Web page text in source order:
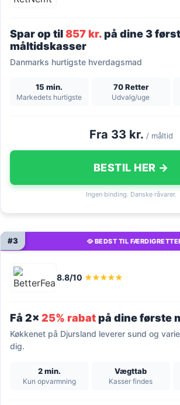
Spar op til857 kr.på dine 3
måltidskasser
Danmarks hurtigste hverdagsmad
15 min.
Markedets hurtigste
70 Retter
Udvalg/uge
Fra 33 kr. / måltid
BESTIL HER →
Ingen binding. Danske råvarer.
🥘 BEDST TIL
#3
8.8/10 ★★★★★
Få 2x 25% rabatpå dine første
Køkkenet på Djursland leverer sund og
dig.
2 min.
Kun opvarmning
Vægttab
Kasser findes